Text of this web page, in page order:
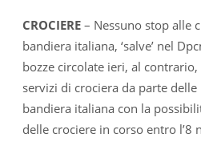
CROCIERE– Nessuno stop alle
bandiera italiana, ‘salve’ nel
bozze circolate ieri, al
servizi di crociera da parte delle
bandiera italiana con la
delle crociere in corso entro l’8